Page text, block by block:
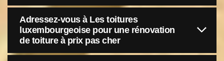
Adressez-vous à Les toitures
luxembourgeoise pour une rénovation
de toiture à prix pas cher